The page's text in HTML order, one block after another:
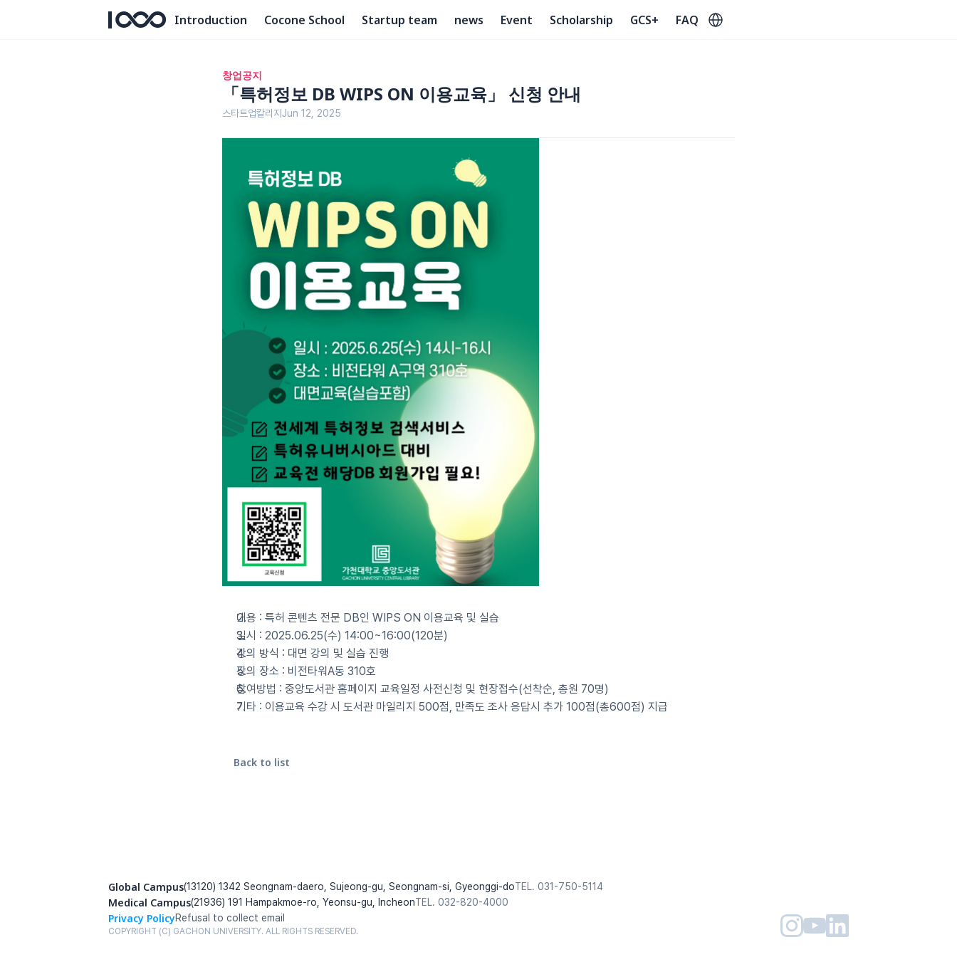
Introduction Cocone School Startup team news Event Scholarship GCS+ FAQ Select Language
창업공지
「특허정보 DB WIPS ON 이용교육」 신청 안내
스타트업칼리지 Jun 12, 2025
내용 : 특허 콘텐츠 전문 DB인 WIPS ON 이용교육 및 실습
일시 : 2025.06.25(수) 14:00~16:00(120분)
강의 방식 : 대면 강의 및 실습 진행
강의 장소 : 비전타워A동 310호
참여방법 : 중앙도서관 홈페이지 교육일정 사전신청 및 현장접수(선착순, 총원 70명)
기타 : 이용교육 수강 시 도서관 마일리지 500점, 만족도 조사 응답시 추가 100점(총600점) 지급
Back to list
Global Campus(13120) 1342 Seongnam-daero, Sujeong-gu, Seongnam-si, Gyeonggi-doTEL. 031-750-5114
Medical Campus(21936) 191 Hampakmoe-ro, Yeonsu-gu, IncheonTEL. 032-820-4000
Privacy PolicyRefusal to collect email
COPYRIGHT (C) GACHON UNIVERSITY. ALL RIGHTS RESERVED.